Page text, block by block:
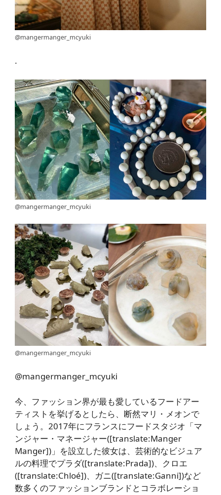
@mangermanger_mcyuki
.
@mangermanger_mcyuki
@mangermanger_mcyuki
@mangermanger_mcyuki
今、ファッション界が最も愛しているフードアー
ティストを挙げるとしたら、断然マリ・メオンで
しょう。2017年にフランスにフードスタジオ「マ
ンジャー・マネージャー([translate:Manger
Manger])」を設立した彼女は、芸術的なビジュア
ルの料理でプラダ([translate:Prada])、クロエ
([translate:Chloé])、ガニ([translate:Ganni])など
数多くのファッションブランドとコラボレーショ